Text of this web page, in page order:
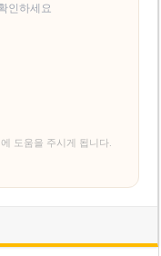
인하세요
도움을 주시게 됩니다.